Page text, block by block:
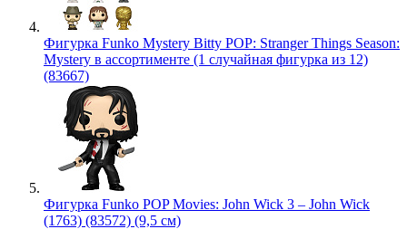
Фигурка Funko Mystery Bitty POP: Stranger Things Season:
Mystery в ассортименте (1 случайная фигурка из 12)
(83667)
Фигурка Funko POP Movies: John Wick 3 – John Wick
(1763) (83572) (9,5 см)